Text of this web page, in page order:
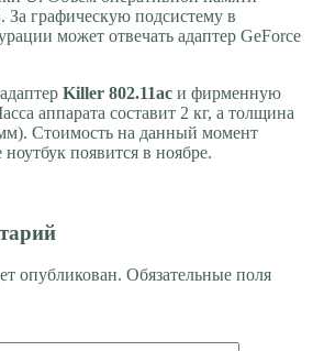
За графическую подсистему в
может отвечать адаптер GeForce
Killer 802.11ac и фирменную
аппарата составит 2 кг, а толщина
Стоимость на данный момент
появится в ноябре.
опубликован. Обязательные поля